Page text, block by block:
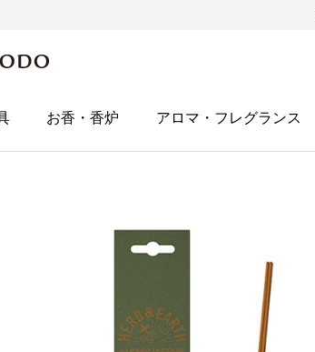
お香・香炉 アロマ・フレグランス